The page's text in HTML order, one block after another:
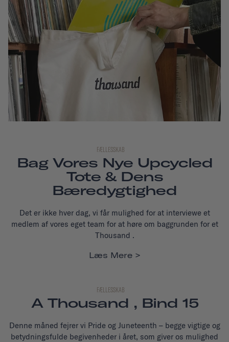
FÆLLESSKAB
Bag Vores Nye Upcycled
Tote & Dens
Bæredygtighed
Det er ikke hver dag, vi får mulighed for at interviewe et
medlem af vores eget team for at høre om baggrunden for et
Thousand .
Læs Mere
FÆLLESSKAB
A Thousand , Bind 15
Denne måned fejrer vi Pride og Juneteenth – begge vigtige og
betydningsfulde begivenheder i året, som giver os mulighed